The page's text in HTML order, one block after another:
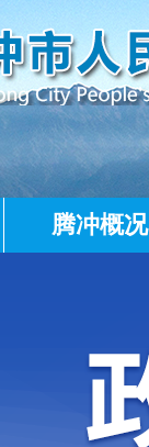
腾冲概况